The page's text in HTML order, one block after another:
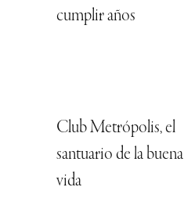
cumplir años
Club Metrópolis, el
santuario de la buena
vida